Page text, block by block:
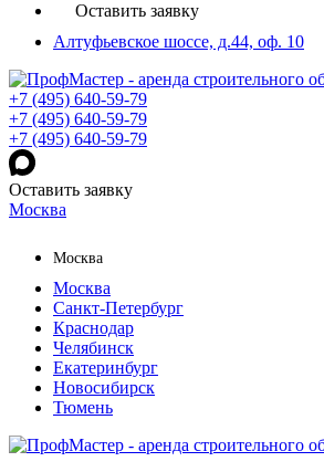
Оставить заявку
Алтуфьевское шоссе, д.44, оф. 10
+7 (495) 640-59-79
+7 (495) 640-59-79
+7 (495) 640-59-79
Оставить заявку
Москва
Москва
Москва
Санкт-Петербург
Краснодар
Челябинск
Екатеринбург
Новосибирск
Тюмень